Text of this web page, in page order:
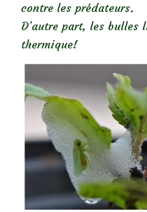
contre les prédateurs.
D’autre part, les
thermique!